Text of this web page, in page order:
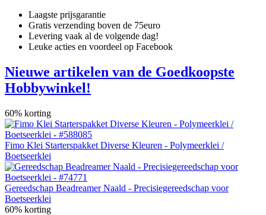
Laagste prijsgarantie
Gratis verzending boven de 75euro
Levering vaak al de volgende dag!
Leuke acties en voordeel op Facebook
Nieuwe artikelen van de Goedkoopste
Hobbywinkel!
60% korting
Fimo Klei Starterspakket Diverse Kleuren - Polymeerklei /
Boetseerklei
Gereedschap Beadreamer Naald - Precisiegereedschap voor
Boetseerklei
60% korting